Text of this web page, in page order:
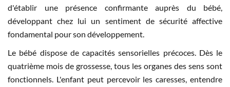
d'établir une présence confirmante auprès du bébé,
développant chez lui un sentiment de sécurité affective
fondamental pour son développement.
Le bébé dispose de capacités sensorielles précoces. Dès le
quatrième mois de grossesse, tous les organes des sens sont
fonctionnels. L'enfant peut percevoir les caresses, entendre